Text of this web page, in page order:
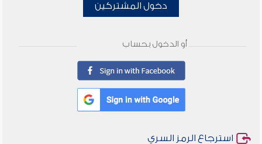
دخول المشتركين
أو الدخول بحساب
استرجاع الرمز السري